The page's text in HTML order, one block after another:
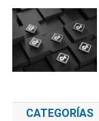
CATEGORÍAS